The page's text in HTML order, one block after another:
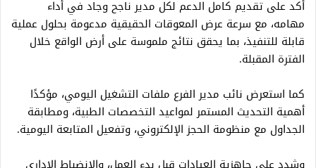
أكد على تقديم كامل الدعم لكل مدير ناجح وجاد في أداء
مهامه، مع سرعة عرض المعوقات الحقيقية مدعومة بحلول عملية
قابلة للتنفيذ، بما يحقق نتائج ملموسة على أرض الواقع خلال
الفترة المقبلة.
كما استعرض نائب مدير الفرع ملفات التشغيل اليومي، مؤكدًا
أهمية التحديث المستمر لمواعيد التخصصات الطبية، ومطابقة
الجداول مع منظومة الحجز الإلكتروني، وتفعيل المتابعة اليومية.